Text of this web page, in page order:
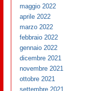
maggio 2022
aprile 2022
marzo 2022
febbraio 2022
gennaio 2022
dicembre 2021
novembre 2021
ottobre 2021
settembre 2021